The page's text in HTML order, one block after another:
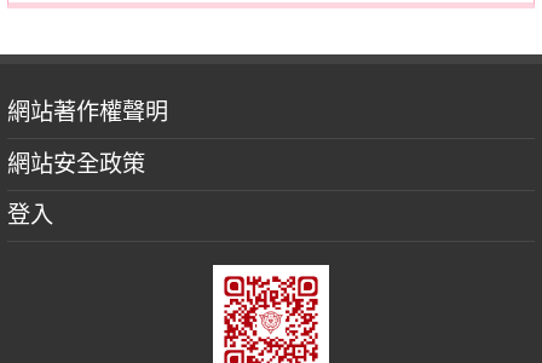
網站著作權聲明
網站安全政策
登入